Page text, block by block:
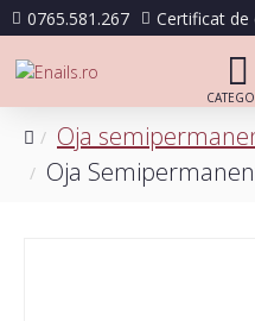
0765.581.267 Certificat
Oja
Oja